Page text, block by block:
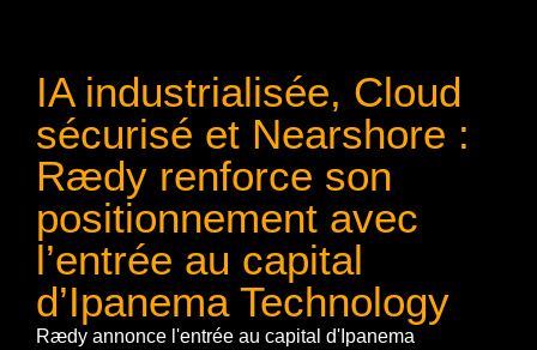
IA industrialisée, Cloud
sécurisé et Nearshore :
Rædy renforce son
positionnement avec
l’entrée au capital
d’Ipanema Technology
Rædy annonce l'entrée au capital d'Ipanema